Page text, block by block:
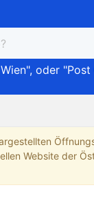
", oder "Post
Website der